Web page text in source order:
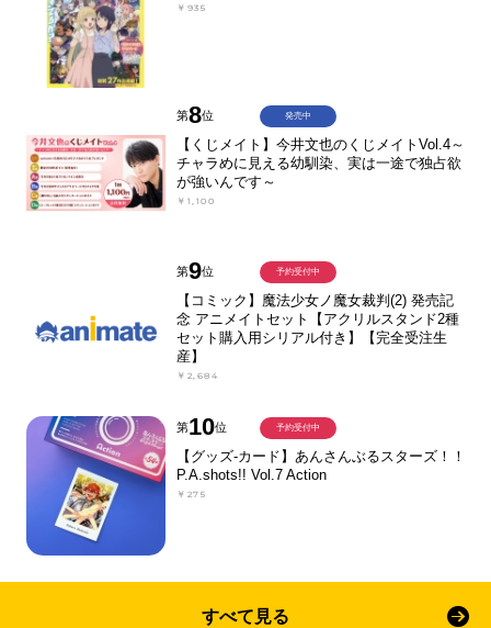
￥935
第8位
【くじメイト】今井文也のくじメイトVol.4～
チャラめに見える幼馴染、実は一途で独占欲
が強いんです～
￥1,100
発売中
第9位
【コミック】魔法少女ノ魔女裁判(2) 発売記
念 アニメイトセット【アクリルスタンド2種
セット購入用シリアル付き】【完全受注生
産】
￥2,684
予約受付中
第10位
【グッズ-カード】あんさんぶるスターズ！！
P.A.shots!! Vol.7 Action
￥275
予約受付中
すべて見る